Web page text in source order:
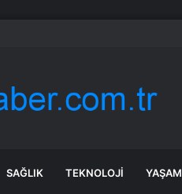
SAĞLIK TEKNOLOJI YAŞAM